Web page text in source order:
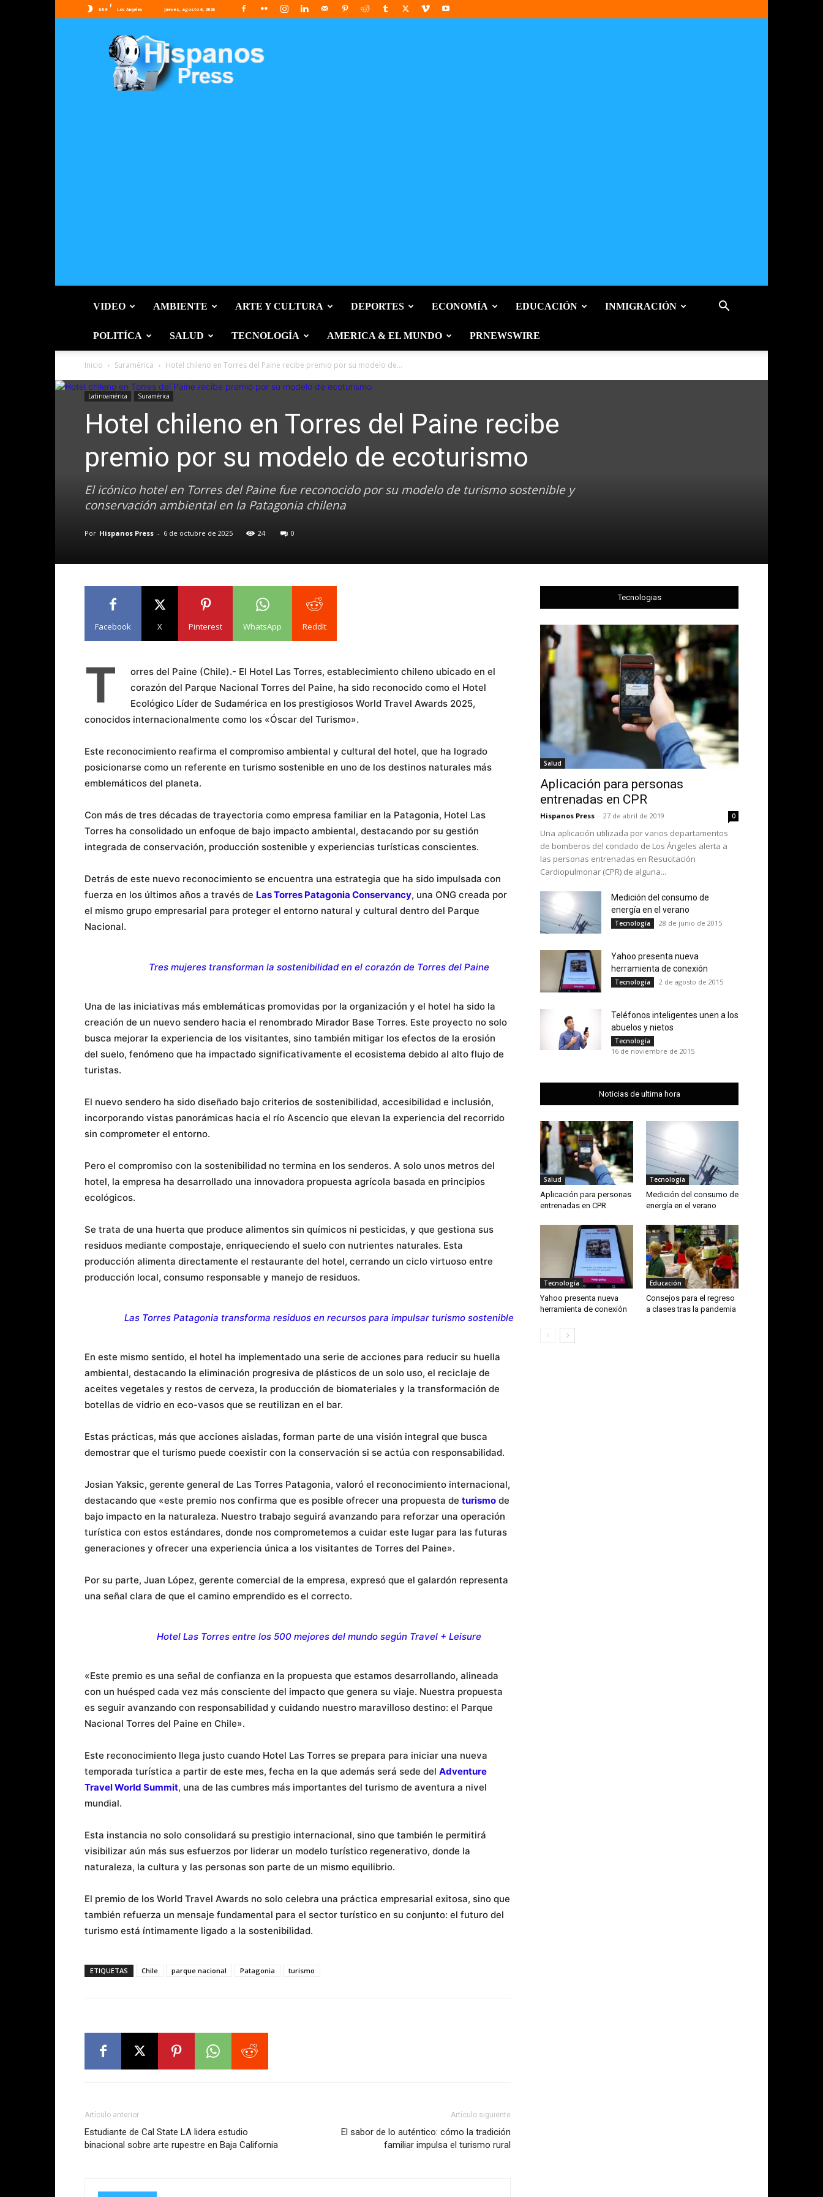
68.9
F
Los Angeles jueves, agosto 6, 2026
Press
VIDEO AMBIENTE ARTE Y CULTURA DEPORTES ECONOMÍA EDUCACIÓN INMIGRACIÓN
POLITÍCA SALUD TECNOLOGÍA AMERICA & EL MUNDO PRNEWSWIRE
Inicio Suramérica Hotel chileno en Torres del Paine recibe premio por su modelo de...
Latinoamérica Suramérica
Hotel chileno en Torres del Paine recibe
premio por su modelo de ecoturismo
El icónico hotel en Torres del Paine fue reconocido por su modelo de turismo sostenible y
conservación ambiental en la Patagonia chilena
Por Hispanos Press - 6 de octubre de 2025 24 0
Facebook X Pinterest WhatsApp ReddIt
T
orres del Paine (Chile).- El Hotel Las Torres, establecimiento chileno ubicado en el
corazón del Parque Nacional Torres del Paine, ha sido reconocido como el Hotel
Ecológico Líder de Sudamérica en los prestigiosos World Travel Awards 2025,
conocidos internacionalmente como los «Óscar del Turismo».
Este reconocimiento reafirma el compromiso ambiental y cultural del hotel, que ha logrado
posicionarse como un referente en turismo sostenible en uno de los destinos naturales más
emblemáticos del planeta.
Con más de tres décadas de trayectoria como empresa familiar en la Patagonia, Hotel Las
Torres ha consolidado un enfoque de bajo impacto ambiental, destacando por su gestión
integrada de conservación, producción sostenible y experiencias turísticas conscientes.
Detrás de este nuevo reconocimiento se encuentra una estrategia que ha sido impulsada con
fuerza en los últimos años a través de Las Torres Patagonia Conservancy, una ONG creada por
el mismo grupo empresarial para proteger el entorno natural y cultural dentro del Parque
Nacional.
Tres mujeres transforman la sostenibilidad en el corazón de Torres del Paine
Una de las iniciativas más emblemáticas promovidas por la organización y el hotel ha sido la
creación de un nuevo sendero hacia el renombrado Mirador Base Torres. Este proyecto no solo
busca mejorar la experiencia de los visitantes, sino también mitigar los efectos de la erosión
del suelo, fenómeno que ha impactado significativamente el ecosistema debido al alto flujo de
turistas.
El nuevo sendero ha sido diseñado bajo criterios de sostenibilidad, accesibilidad e inclusión,
incorporando vistas panorámicas hacia el río Ascencio que elevan la experiencia del recorrido
sin comprometer el entorno.
Pero el compromiso con la sostenibilidad no termina en los senderos. A solo unos metros del
hotel, la empresa ha desarrollado una innovadora propuesta agrícola basada en principios
ecológicos.
Se trata de una huerta que produce alimentos sin químicos ni pesticidas, y que gestiona sus
residuos mediante compostaje, enriqueciendo el suelo con nutrientes naturales. Esta
producción alimenta directamente el restaurante del hotel, cerrando un ciclo virtuoso entre
producción local, consumo responsable y manejo de residuos.
Las Torres Patagonia transforma residuos en recursos para impulsar turismo sostenible
En este mismo sentido, el hotel ha implementado una serie de acciones para reducir su huella
ambiental, destacando la eliminación progresiva de plásticos de un solo uso, el reciclaje de
aceites vegetales y restos de cerveza, la producción de biomateriales y la transformación de
botellas de vidrio en eco-vasos que se reutilizan en el bar.
Estas prácticas, más que acciones aisladas, forman parte de una visión integral que busca
demostrar que el turismo puede coexistir con la conservación si se actúa con responsabilidad.
Josian Yaksic, gerente general de Las Torres Patagonia, valoró el reconocimiento internacional,
destacando que «este premio nos confirma que es posible ofrecer una propuesta de turismo de
bajo impacto en la naturaleza. Nuestro trabajo seguirá avanzando para reforzar una operación
turística con estos estándares, donde nos comprometemos a cuidar este lugar para las futuras
generaciones y ofrecer una experiencia única a los visitantes de Torres del Paine».
Por su parte, Juan López, gerente comercial de la empresa, expresó que el galardón representa
una señal clara de que el camino emprendido es el correcto.
Hotel Las Torres entre los 500 mejores del mundo según Travel + Leisure
«Este premio es una señal de confianza en la propuesta que estamos desarrollando, alineada
con un huésped cada vez más consciente del impacto que genera su viaje. Nuestra propuesta
es seguir avanzando con responsabilidad y cuidando nuestro maravilloso destino: el Parque
Nacional Torres del Paine en Chile».
Este reconocimiento llega justo cuando Hotel Las Torres se prepara para iniciar una nueva
temporada turística a partir de este mes, fecha en la que además será sede del Adventure
Travel World Summit, una de las cumbres más importantes del turismo de aventura a nivel
mundial.
Esta instancia no solo consolidará su prestigio internacional, sino que también le permitirá
visibilizar aún más sus esfuerzos por liderar un modelo turístico regenerativo, donde la
naturaleza, la cultura y las personas son parte de un mismo equilibrio.
El premio de los World Travel Awards no solo celebra una práctica empresarial exitosa, sino que
también refuerza un mensaje fundamental para el sector turístico en su conjunto: el futuro del
turismo está íntimamente ligado a la sostenibilidad.
ETIQUETAS Chile parque nacional Patagonia turismo
Artículo anterior
Estudiante de Cal State LA lidera estudio
binacional sobre arte rupestre en Baja California
Artículo siguiente
El sabor de lo auténtico: cómo la tradición
familiar impulsa el turismo rural
Tecnologias
Salud
Aplicación para personas
entrenadas en CPR
Hispanos Press - 27 de abril de 2019 0
Una aplicación utilizada por varios departamentos
de bomberos del condado de Los Ángeles alerta a
las personas entrenadas en Resucitación
Cardiopulmonar (CPR) de alguna...
Medición del consumo de
energía en el verano
Tecnología 28 de junio de 2015
Yahoo presenta nueva
herramienta de conexión
Tecnología 2 de agosto de 2015
Teléfonos inteligentes unen a los
abuelos y nietos
Tecnología
16 de noviembre de 2015
Noticias de ultima hora
Salud
Aplicación para personas
entrenadas en CPR
Tecnología
Medición del consumo de
energía en el verano
Tecnología
Yahoo presenta nueva
herramienta de conexión
Educación
Consejos para el regreso
a clases tras la pandemia